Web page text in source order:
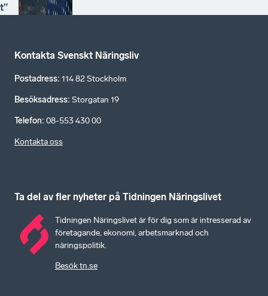
t”
Kontakta Svenskt Näringsliv
Postadress: 114 82 Stockholm
Besöksadress: Storgatan 19
Telefon: 08-553 430 00
Kontakta oss
Ta del av fler nyheter på Tidningen Näringslivet
Tidningen Näringslivet är för dig som är intresserad av
företagande, ekonomi, arbetsmarknad och
näringspolitik.
Besök tn.se